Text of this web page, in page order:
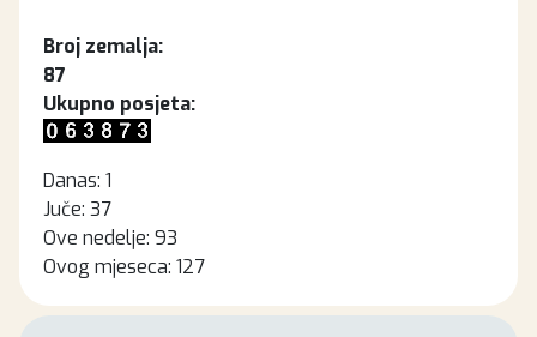
Broj zemalja:
87
Ukupno posjeta:
Danas: 1
Juče: 37
Ove nedelje: 93
Ovog mjeseca: 127